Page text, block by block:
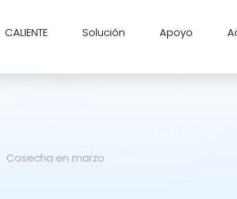
CALIENTE Solución Apoyo
Cosecha en marzo